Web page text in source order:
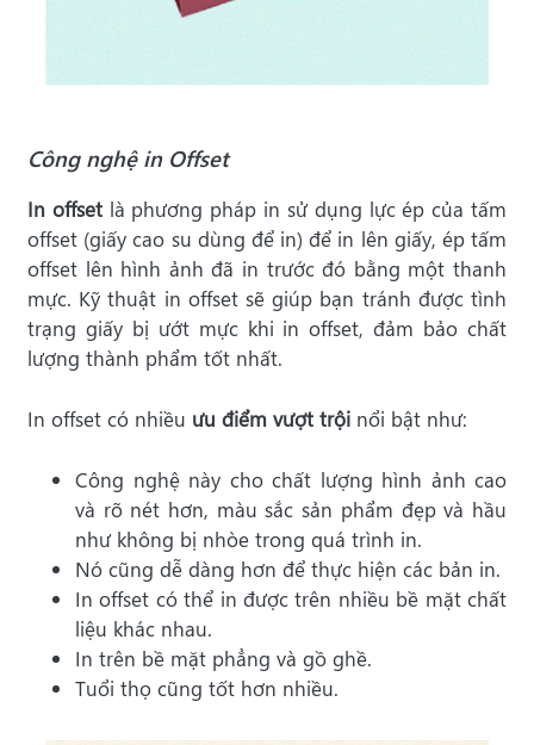
Công nghệ in Offset
In offsetlà phương pháp in sử dụng lực ép của tấm
offset (giấy cao su dùng để in) để in lên giấy, ép tấm
offset lên hình ảnh đã in trước đó bằng một thanh
mực. Kỹ thuật in offset sẽ giúp bạn tránh được tình
trạng giấy bị ướt mực khi in offset, đảm bảo chất
lượng thành phẩm tốt nhất.
In offset có nhiều ưu điểm vượt trội nổi bật như:
Công nghệ này cho chất lượng hình ảnh cao
và rõ nét hơn, màu sắc sản phẩm đẹp và hầu
như không bị nhòe trong quá trình in.
Nó cũng dễ dàng hơn để thực hiện các bản in.
In offset có thể in được trên nhiều bề mặt chất
liệu khác nhau.
In trên bề mặt phẳng và gồ ghề.
Tuổi thọ cũng tốt hơn nhiều.